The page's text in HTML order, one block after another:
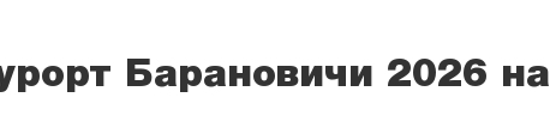
Барановичи 2026